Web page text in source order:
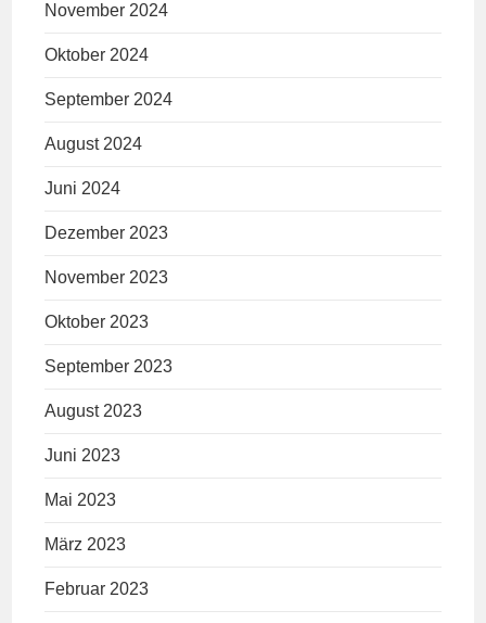
November 2024
Oktober 2024
September 2024
August 2024
Juni 2024
Dezember 2023
November 2023
Oktober 2023
September 2023
August 2023
Juni 2023
Mai 2023
März 2023
Februar 2023